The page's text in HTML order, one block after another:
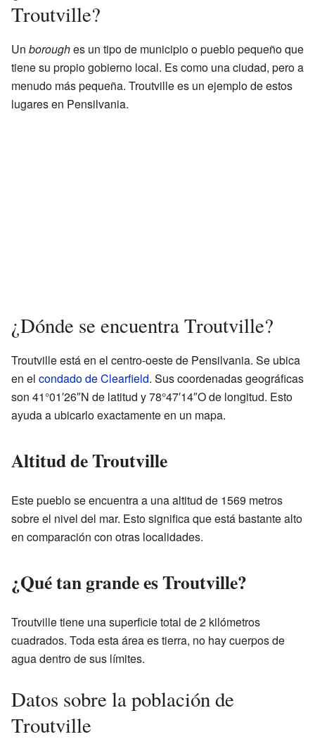
Troutville?
Un boroughes un tipo de municipio o pueblo pequeño que
tiene su propio gobierno local. Es como una ciudad, pero a
menudo más pequeña. Troutville es un ejemplo de estos
lugares en Pensilvania.
¿Dónde se encuentra Troutville?
Troutville está en el centro-oeste de Pensilvania. Se ubica
en el condado de Clearfield. Sus coordenadas geográficas
son 41°01′26″N de latitud y 78°47′14″O de longitud. Esto
ayuda a ubicarlo exactamente en un mapa.
Altitud de Troutville
Este pueblo se encuentra a una altitud de 1569 metros
sobre el nivel del mar. Esto significa que está bastante alto
en comparación con otras localidades.
¿Qué tan grande es Troutville?
Troutville tiene una superficie total de 2 kilómetros
cuadrados. Toda esta área es tierra, no hay cuerpos de
agua dentro de sus límites.
Datos sobre la población de
Troutville